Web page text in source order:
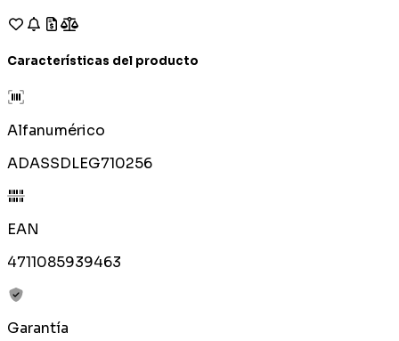
Características del producto
Alfanumérico
ADASSDLEG710256
EAN
4711085939463
Garantía